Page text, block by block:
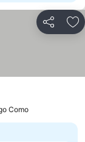
Jaa
Como